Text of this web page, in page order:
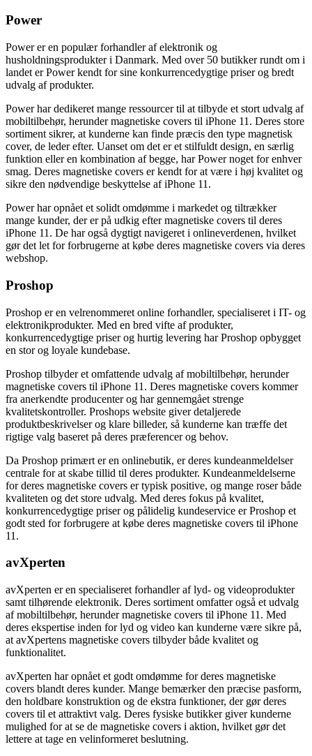
Power
Power er en populær forhandler af elektronik og
husholdningsprodukter i Danmark. Med over 50 butikker rundt om i
landet er Power kendt for sine konkurrencedygtige priser og bredt
udvalg af produkter.
Power har dedikeret mange ressourcer til at tilbyde et stort udvalg af
mobiltilbehør, herunder magnetiske covers til iPhone 11. Deres store
sortiment sikrer, at kunderne kan finde præcis den type magnetisk
cover, de leder efter. Uanset om det er et stilfuldt design, en særlig
funktion eller en kombination af begge, har Power noget for enhver
smag. Deres magnetiske covers er kendt for at være i høj kvalitet og
sikre den nødvendige beskyttelse af iPhone 11.
Power har opnået et solidt omdømme i markedet og tiltrækker
mange kunder, der er på udkig efter magnetiske covers til deres
iPhone 11. De har også dygtigt navigeret i onlineverdenen, hvilket
gør det let for forbrugerne at købe deres magnetiske covers via deres
webshop.
Proshop
Proshop er en velrenommeret online forhandler, specialiseret i IT- og
elektronikprodukter. Med en bred vifte af produkter,
konkurrencedygtige priser og hurtig levering har Proshop opbygget
en stor og loyale kundebase.
Proshop tilbyder et omfattende udvalg af mobiltilbehør, herunder
magnetiske covers til iPhone 11. Deres magnetiske covers kommer
fra anerkendte producenter og har gennemgået strenge
kvalitetskontroller. Proshops website giver detaljerede
produktbeskrivelser og klare billeder, så kunderne kan træffe det
rigtige valg baseret på deres præferencer og behov.
Da Proshop primært er en onlinebutik, er deres kundeanmeldelser
centrale for at skabe tillid til deres produkter. Kundeanmeldelserne
for deres magnetiske covers er typisk positive, og mange roser både
kvaliteten og det store udvalg. Med deres fokus på kvalitet,
konkurrencedygtige priser og pålidelig kundeservice er Proshop et
godt sted for forbrugere at købe deres magnetiske covers til iPhone
11.
avXperten
avXperten er en specialiseret forhandler af lyd- og videoprodukter
samt tilhørende elektronik. Deres sortiment omfatter også et udvalg
af mobiltilbehør, herunder magnetiske covers til iPhone 11. Med
deres ekspertise inden for lyd og video kan kunderne være sikre på,
at avXpertens magnetiske covers tilbyder både kvalitet og
funktionalitet.
avXperten har opnået et godt omdømme for deres magnetiske
covers blandt deres kunder. Mange bemærker den præcise pasform,
den holdbare konstruktion og de ekstra funktioner, der gør deres
covers til et attraktivt valg. Deres fysiske butikker giver kunderne
mulighed for at se de magnetiske covers i aktion, hvilket gør det
lettere at tage en velinformeret beslutning.